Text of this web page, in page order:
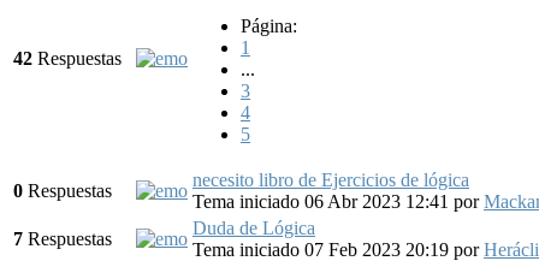
42 Respuestas
Página:
1
...
3
4
5
0 Respuestas
necesito libro de Ejercicios de lógica
Tema iniciado 06 Abr 2023 12:41 por
7 Respuestas
Duda de Lógica
Tema iniciado 07 Feb 2023 20:19 por